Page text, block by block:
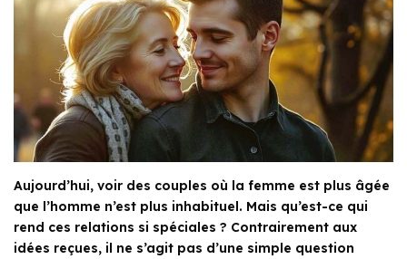
Aujourd’hui, voir des couples où la femme est plus âgée
que l’homme n’est plus inhabituel. Mais qu’est-ce qui
rend ces relations si spéciales ? Contrairement aux
idées reçues, il ne s’agit pas d’une simple question